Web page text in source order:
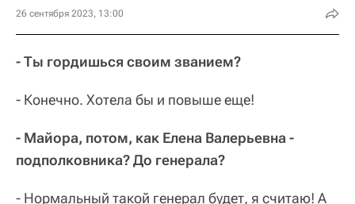
26 сентября 2023, 13:00
- Ты гордишься своим званием?
- Конечно. Хотела бы и повыше еще!
- Майора, потом, как Елена Валерьевна -
подполковника? До генерала?
- Нормальный такой генерал будет, я считаю! А